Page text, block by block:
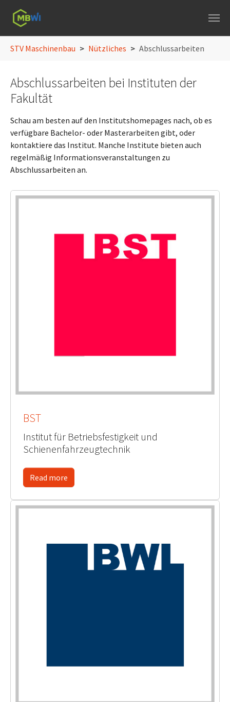
STV Maschinenbau Nützliches Abschlussarbeiten
Abschlussarbeiten bei Instituten der
Fakultät
Schau am besten auf den Institutshomepages nach, ob es
verfügbare Bachelor- oder Masterarbeiten gibt, oder
kontaktiere das Institut. Manche Institute bieten auch
regelmäßig Informationsveranstaltungen zu
Abschlussarbeiten an.
BST
Institut für Betriebsfestigkeit und
Schienenfahrzeugtechnik
Read more